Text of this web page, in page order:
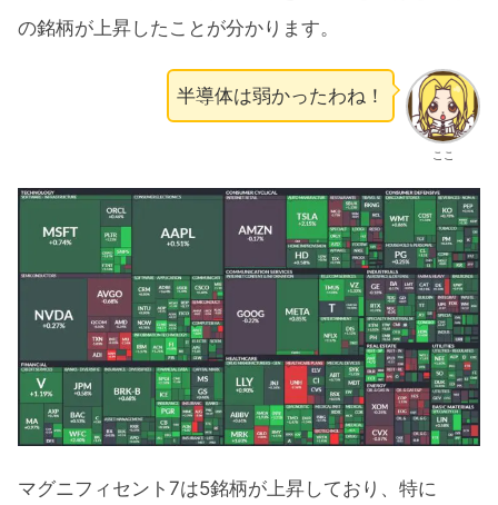
の銘柄が上昇したことが分かります。
ここ
半導体は弱かったわね！
マグニフィセント7は5銘柄が上昇しており、特に